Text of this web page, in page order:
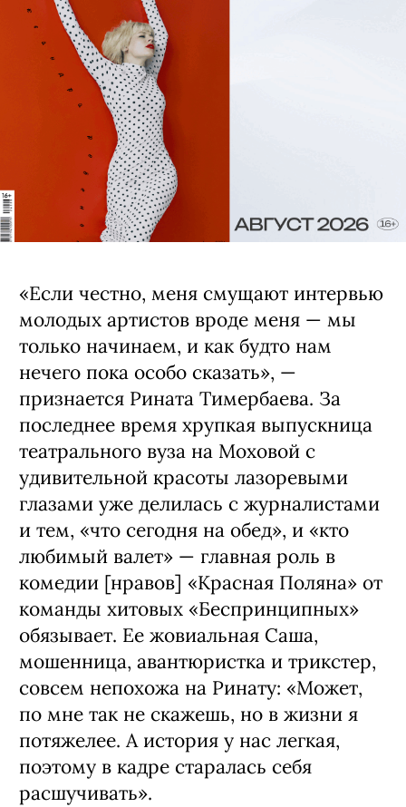
«Если честно, меня смущают интервью
молодых артистов вроде меня — мы
толь­ко начинаем, и как будто нам
нечего пока особо сказать», —
признается Рината Ти­мербаева. За
последнее время хрупкая вы­пускница
театрального вуза на Моховой с
удивительной красоты лазоревыми
гла­зами уже делилась с журналистами
и тем, «что сегодня на обед», и «кто
любимый валет» — главная роль в
комедии [нра­вов] «Красная Поляна» от
команды хито­вых «Беспринципных»
обязывает. Ее жо­виальная Саша,
мошенница, авантюристка и трикстер,
совсем непохожа на Ринату: «Может,
по мне так не скажешь, но в жизни я
потяжелее. А история у нас легкая,
поэто­му в кадре старалась себя
расшучивать».